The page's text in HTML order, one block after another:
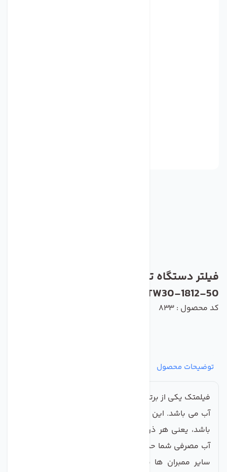
فیلتر دستگاه تصفیه کننده آب فیلمتک مدل
TW30-1812-50
کد محصول : 833
توضیحات محصول
فیلمتک یکی از برترین برندهای موجود برای ممبران تصفیه
باشد، یعنی هر ذره ای بزرگتر از این مقدار را می تواند از
آب مصرفی شما حذف کند. طول عمر این ممبران نسبت به
سایر ممبران ها بیشتر بوده و مقاومت بالایی در برابر